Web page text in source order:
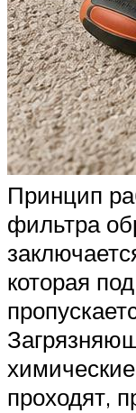
Принцип
фильтра
которая
проходят,